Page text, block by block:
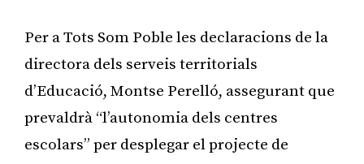
Per a Tots Som Poble les declaracions de la
directora dels serveis territorials
d’Educació, Montse Perelló, assegurant que
prevaldrà “l’autonomia dels centres
escolars” per desplegar el projecte de